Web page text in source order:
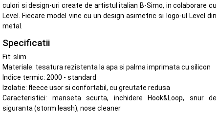
culori si design-uri create de artistul italian B-Simo, in colaborare cu
Level. Fiecare model vine cu un design asimetric si logo-ul Level din
metal.
Specificatii
Fit: slim
Materiale: tesatura rezistenta la apa si palma imprimata cu silicon
Indice termic: 2000 - standard
Izolatie: fleece usor si confortabil, cu greutate redusa
Caracteristici: manseta scurta, inchidere Hook&Loop, snur de
siguranta (storm leash), nose cleaner